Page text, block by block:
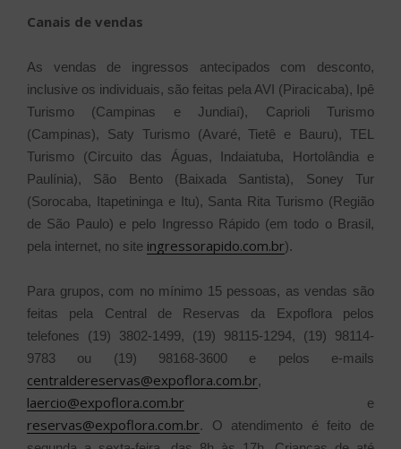
Canais de vendas
As vendas de ingressos antecipados com desconto,
inclusive os individuais, são feitas pela AVI (Piracicaba), Ipê
Turismo (Campinas e Jundiaí), Caprioli Turismo
(Campinas), Saty Turismo (Avaré, Tietê e Bauru), TEL
Turismo (Circuito das Águas, Indaiatuba, Hortolândia e
Paulínia), São Bento (Baixada Santista), Soney Tur
(Sorocaba, Itapetininga e Itu), Santa Rita Turismo (Região
de São Paulo) e pelo Ingresso Rápido (em todo o Brasil,
pela internet, no site ingressorapido.com.br).
Para grupos, com no mínimo 15 pessoas, as vendas são
feitas pela Central de Reservas da Expoflora pelos
telefones (19) 3802-1499, (19) 98115-1294, (19) 98114-
9783 ou (19) 98168-3600 e pelos e-mails
centraldereservas@expoflora.com.br,
laercio@expoflora.com.br e
reservas@expoflora.com.br. O atendimento é feito de